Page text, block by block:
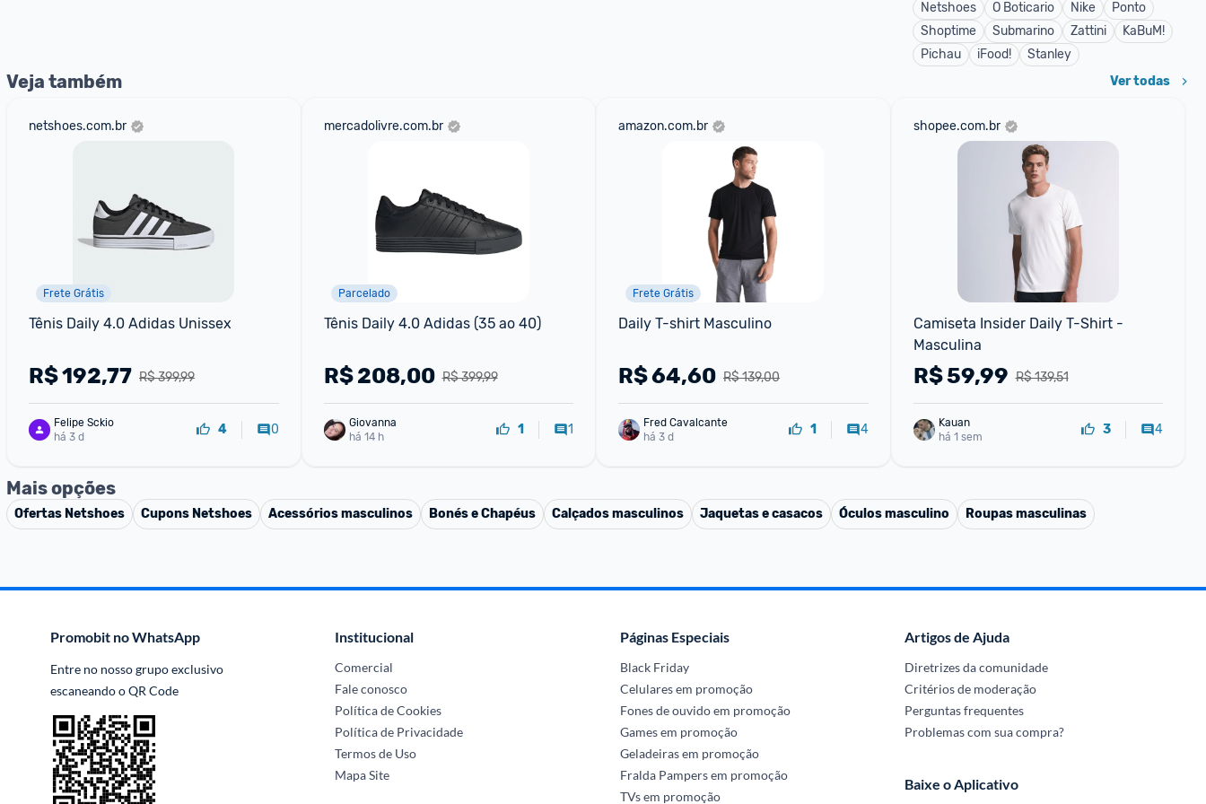
Netshoes
O Boticario Nike
Ponto
Shoptime
Submarino Zattini
KaBuM!
Pichau
iFood! Stanley
Veja também Ver todas
netshoes.com.br
Frete Grátis
Tênis Daily 4.0 Adidas Unissex
R$ 399,99
R$192,77
Felipe Sckio
há 3 d
4 0
mercadolivre.com.br
Parcelado
Tênis Daily 4.0 Adidas (35 ao 40)
R$ 399,99
R$208,00
Giovanna
há 14 h
1 1
amazon.com.br
Frete Grátis
Daily T-shirt Masculino
R$ 139,00
R$64,60
Fred Cavalcante
há 3 d
1 4
shopee.com.br
Camiseta Insider Daily T-Shirt -
Masculina
R$ 139,51
R$59,99
Kauan
há 1 sem
3 4
Mais opções
Ofertas Netshoes Cupons Netshoes Acessórios masculinos Bonés e Chapéus Calçados masculinos Jaquetas e casacos Óculos masculino Roupas masculinas
Promobit no WhatsApp
Entre no nosso grupo exclusivo
escaneando o QR Code
Institucional
Comercial
Fale conosco
Política de Cookies
Política de Privacidade
Termos de Uso
Mapa Site
Páginas Especiais
Black Friday
Celulares em promoção
Fones de ouvido em promoção
Games em promoção
Geladeiras em promoção
Fralda Pampers em promoção
TVs em promoção
Artigos de Ajuda
Diretrizes da comunidade
Critérios de moderação
Perguntas frequentes
Problemas com sua compra?
Baixe o Aplicativo